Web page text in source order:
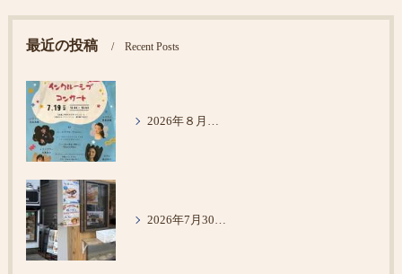
最近の投稿 Recent Posts
2026年８月６日 コンサート鑑賞 @東京未来大学
2026年7月30日 メロンパン